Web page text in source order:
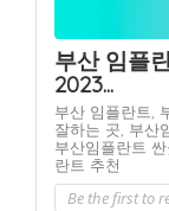
부산 임플
2023...
부산 임플란트,
잘하는 곳, 부산
부산임플란트 싼
란트 추천
Be the first to